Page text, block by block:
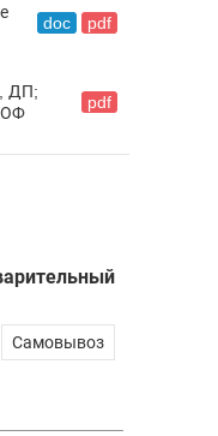
doc pdf
ДП;
pdf
Самовывоз